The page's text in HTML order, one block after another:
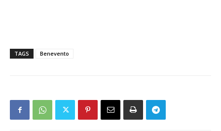
TAGS Benevento